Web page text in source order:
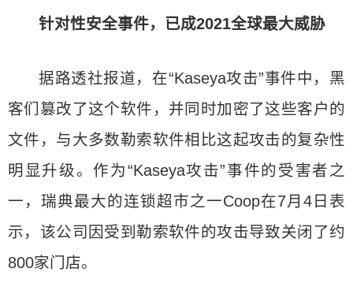
针对性安全事件，已成2021全球最大威胁
据路透社报道，在“Kaseya攻击”事件中，黑
客们篡改了这个软件，并同时加密了这些客户的
文件，与大多数勒索软件相比这起攻击的复杂性
明显升级。作为“Kaseya攻击”事件的受害者之
一，瑞典最大的连锁超市之一Coop在7月4日表
示，该公司因受到勒索软件的攻击导致关闭了约
800家门店。